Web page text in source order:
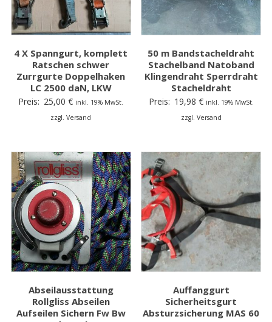
4 X Spanngurt, komplett
Ratschen schwer
Zurrgurte Doppelhaken
LC 2500 daN, LKW
Preis: 25,00€ inkl. 19% MwSt.
zzgl. Versand
50 m Bandstacheldraht
Stachelband Natoband
Klingendraht Sperrdraht
Stacheldraht
Preis: 19,98 € inkl. 19% MwSt.
zzgl. Versand
Abseilausstattung
Rollgliss Abseilen
Aufseilen Sichern Fw Bw
Auffanggurt
Sicherheitsgurt
Absturzsicherung MAS 60